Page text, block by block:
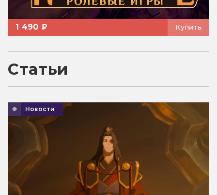
1 490 ₽ Купить
Статьи
Новости